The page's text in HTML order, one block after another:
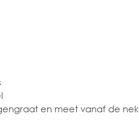
en meet vanaf de nek